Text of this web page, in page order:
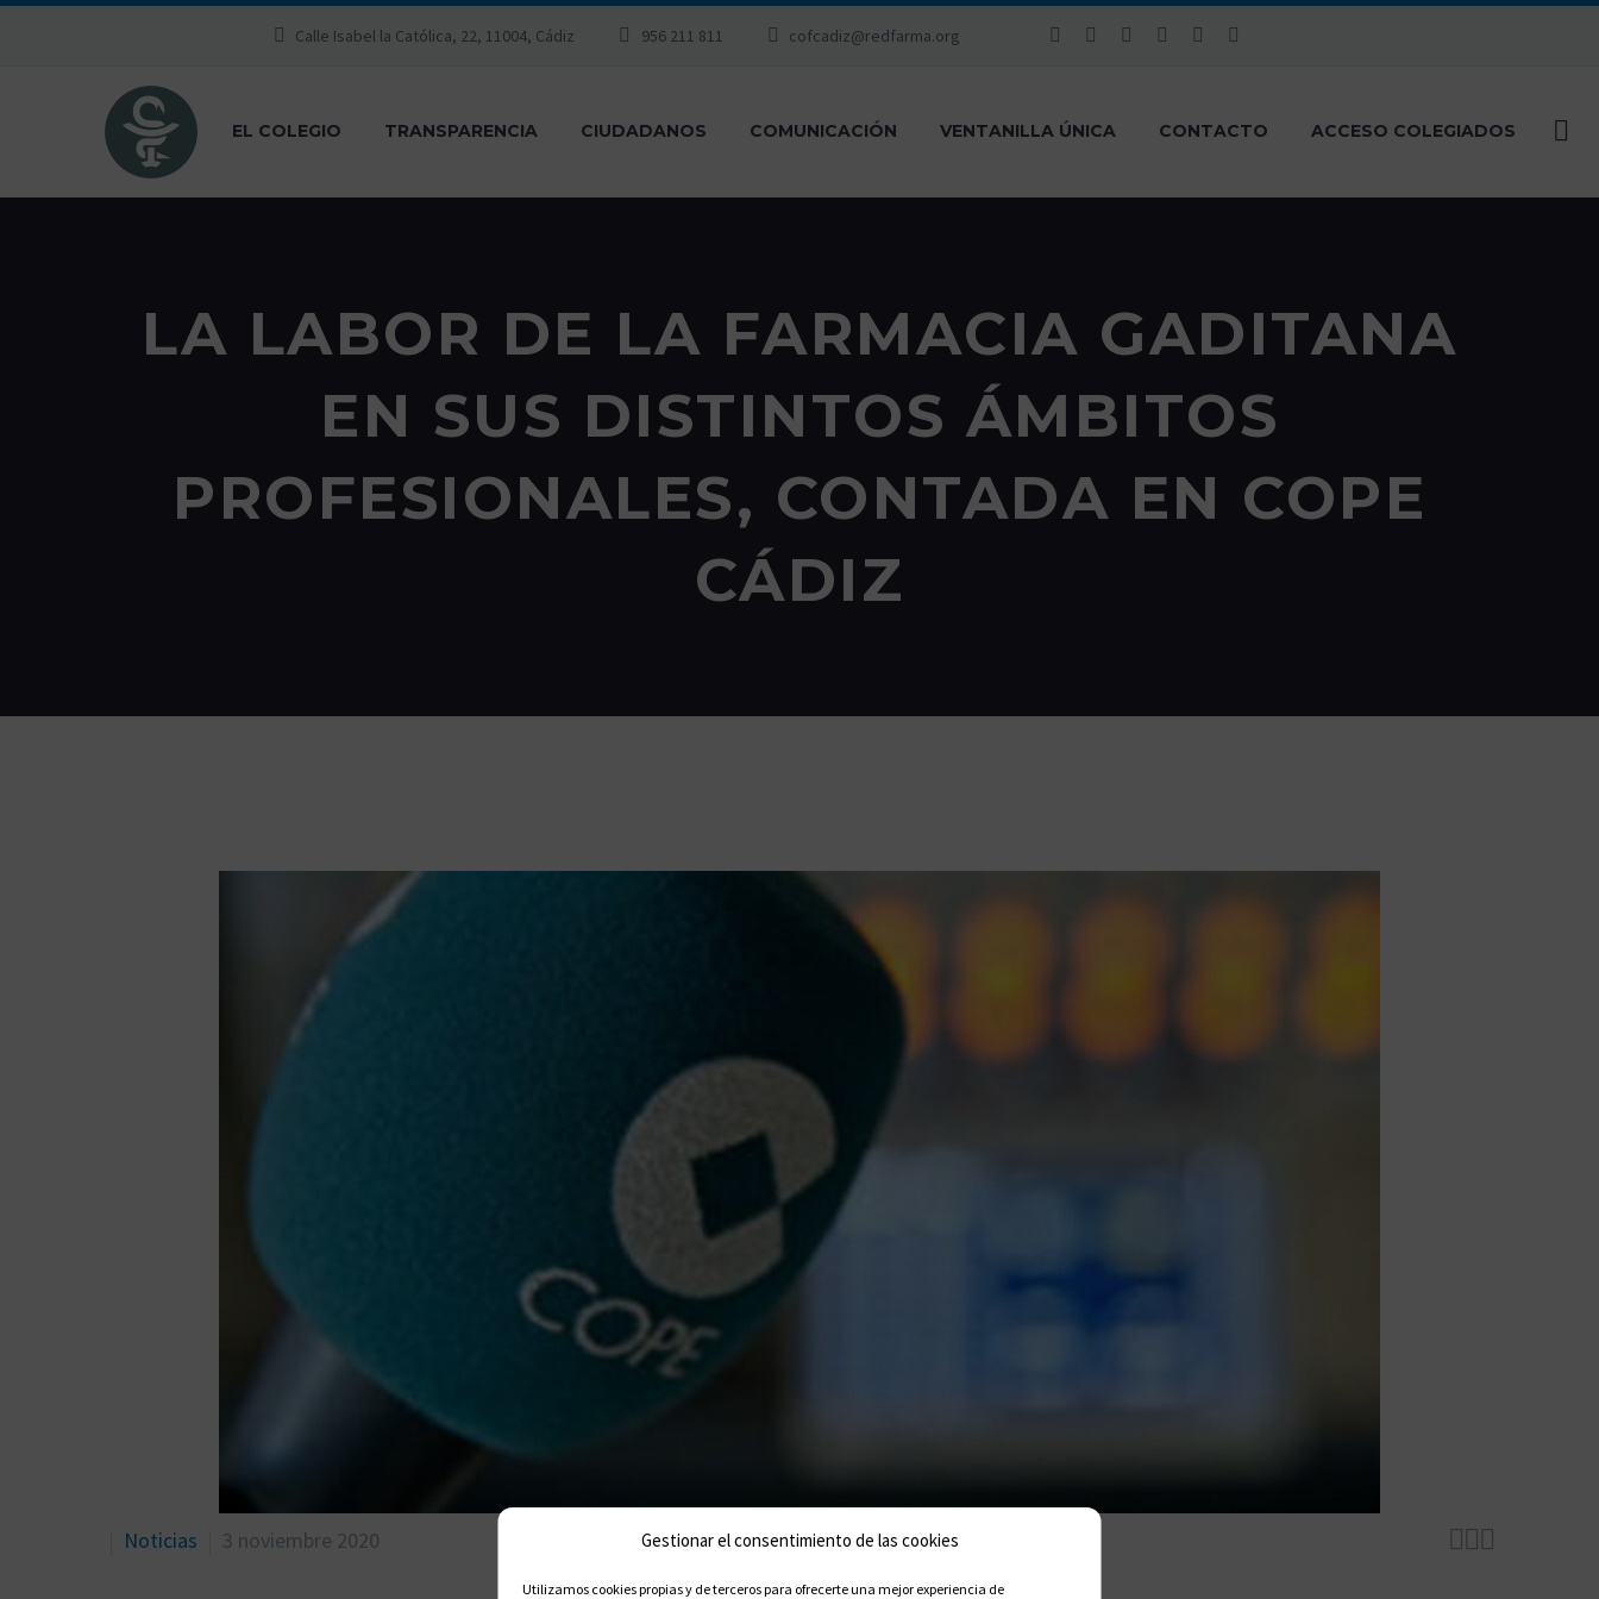
Gestionar el consentimiento de las cookies
Utilizamos cookies propias y de terceros para ofrecerte una mejor experiencia de
Calle Isabel la Católica, 22, 11004, Cádiz 956 211 811 cofcadiz@redfarma.org
EL COLEGIO TRANSPARENCIA CIUDADANOS COMUNICACIÓN VENTANILLA ÚNICA CONTACTO ACCESO COLEGIADOS
LA LABOR DE LA FARMACIA GADITANA
EN SUS DISTINTOS ÁMBITOS
PROFESIONALES, CONTADA EN COPE
CÁDIZ

Noticias 3 noviembre 2020